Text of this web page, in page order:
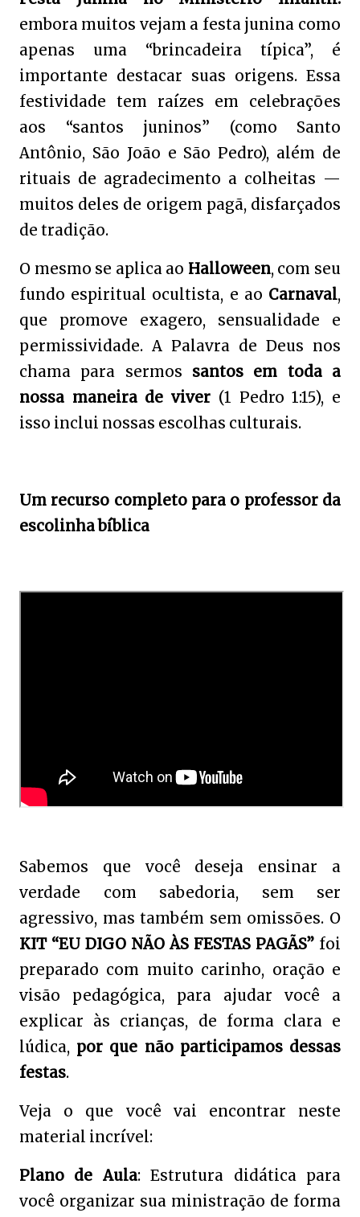
embora muitos vejam a festa junina como
apenas uma “brincadeira típica”, é
importante destacar suas origens. Essa
festividade tem raízes em celebrações
aos “santos juninos” (como Santo
Antônio, São João e São Pedro), além de
rituais de agradecimento a colheitas —
muitos deles de origem pagã, disfarçados
de tradição.
O mesmo se aplica ao Halloween, com seu
fundo espiritual ocultista, e ao Carnaval,
que promove exagero, sensualidade e
permissividade. A Palavra de Deus nos
chama para sermos santos em toda a
nossa maneira de viver (1 Pedro 1:15), e
isso inclui nossas escolhas culturais.
Um recurso completo para o professor da
escolinha bíblica
Sabemos que você deseja ensinar a
verdade com sabedoria, sem ser
agressivo, mas também sem omissões. O
KIT “EU DIGO NÃO ÀS FESTAS PAGÃS” foi
preparado com muito carinho, oração e
visão pedagógica, para ajudar você a
explicar às crianças, de forma clara e
lúdica, por que não participamos dessas
festas.
Veja o que você vai encontrar neste
material incrível:
Plano de Aula: Estrutura didática para
você organizar sua ministração de forma